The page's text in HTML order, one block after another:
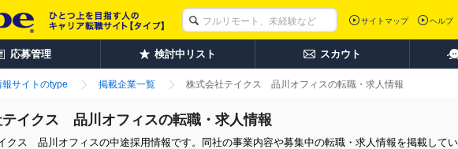
サイトマップ ヘルプ
応募管理 検討中リスト スカウト
サイトのtype 掲載企業一覧 株式会社テイクス 品川オフィスの転職・求人情報
テイクス 品川オフィスの転職・求人情報
クス 品川オフィスの中途採用情報です。同社の事業内容や募集中の転職・求人情報を掲載して